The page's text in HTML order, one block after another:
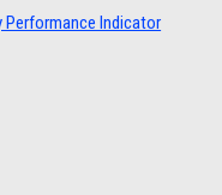
Performance Indicator